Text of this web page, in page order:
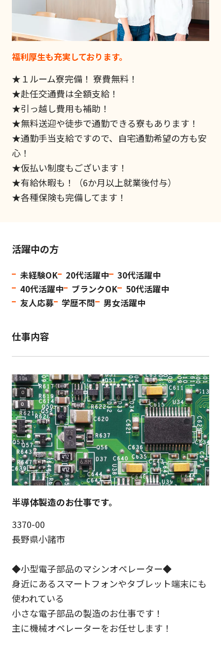
福利厚生も充実しております。
★１ルーム寮完備！ 寮費無料！
★赴任交通費は全額支給！
★引っ越し費用も補助！
★無料送迎や徒歩で通勤できる寮もあります！
★通勤手当支給ですので、自宅通勤希望の方も安
心！
★仮払い制度もございます！
★有給休暇も！（6か月以上就業後付与）
★各種保険も完備してます！
活躍中の方
未経験OK 20代活躍中
30代活躍中
40代活躍中
ブランクOK
50代活躍中
友人応募
学歴不問 男女活躍中
仕事内容
半導体製造のお仕事です。
3370-00
長野県小諸市
◆小型電子部品のマシンオペレーター◆
身近にあるスマートフォンやタブレット端末にも
使われている
小さな電子部品の製造のお仕事です！
主に機械オペレーターをお任せします！